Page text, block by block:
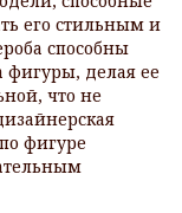
его стильным и
способны
фигуры, делая ее
что не
фигуре